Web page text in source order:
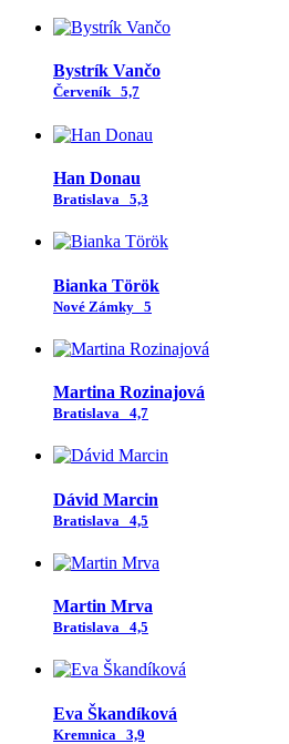
Bystrík Vančo
Červeník 5,7
Han Donau
Bratislava 5,3
Bianka Török
Nové Zámky 5
Martina Rozinajová
Bratislava 4,7
Dávid Marcin
Bratislava 4,5
Martin Mrva
Bratislava 4,5
Eva Škandíková
Kremnica 3,9